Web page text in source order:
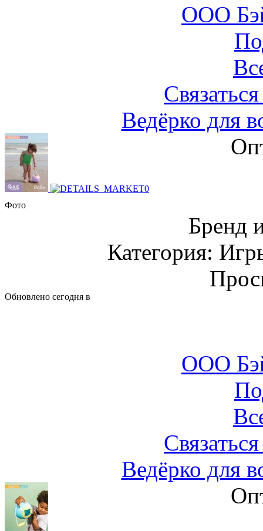
ООО
Ведёрко для
Фото
Бренд
Категория:
Обновлено сегодня в
ООО
Ведёрко для